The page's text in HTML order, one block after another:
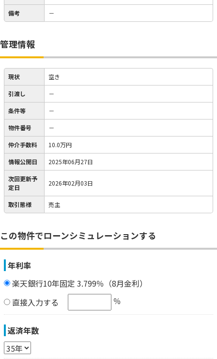
備考 －
管理情報
現状 空き
引渡し －
条件等 －
物件番号 －
仲介手数料 10.0万円
情報公開日 2025年06月27日
次回更新予
定日
2026年02月03日
取引態様 売主
この物件でローンシミュレーションする
年利率
楽天銀行10年固定 3.799％（8月金利）
直接入力する
％
返済年数